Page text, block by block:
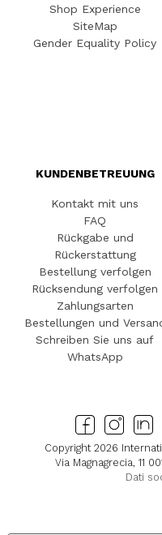
Shop Experience
SiteMap
Gender Equality Policy
KUNDENBETREUUNG
Kontakt mit uns
FAQ
Rückgabe und
Rückerstattung
Bestellung verfolgen
Rücksendung verfolgen
Zahlungsarten
Bestellungen und
Schreiben Sie uns auf
WhatsApp
Copyright 2026
Via Magnagrecia, 11
Dati